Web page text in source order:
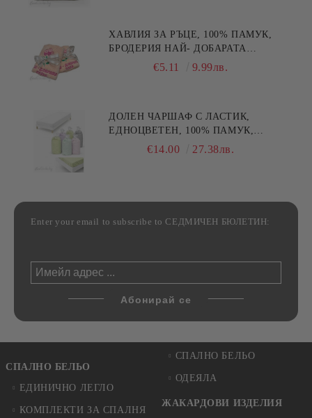
ХАВЛИЯ ЗА РЪЦЕ, 100% ПАМУК,
БРОДЕРИЯ НАЙ- ДОБАРАТА
МАЙКА/БАБА , РАЗМЕР:
€5.11 9.99лв.
ДОЛЕН ЧАРШАФ С ЛАСТИК,
ЕДНОЦВЕТЕН, 100% ПАМУК,
РАЗЛИЧНИ РАЗМЕРИ
€14.00 27.38лв.
Enter your email to subscribe to СЕДМИЧЕН БЮЛЕТИН:
СПАЛНО БЕЛЬО
ЕДИНИЧНО ЛЕГЛО
КОМПЛЕКТИ ЗА СПАЛНЯ
СПАЛНО БЕЛЬО
ОДЕЯЛА
ЖАКАРДОВИ ИЗДЕЛИЯ